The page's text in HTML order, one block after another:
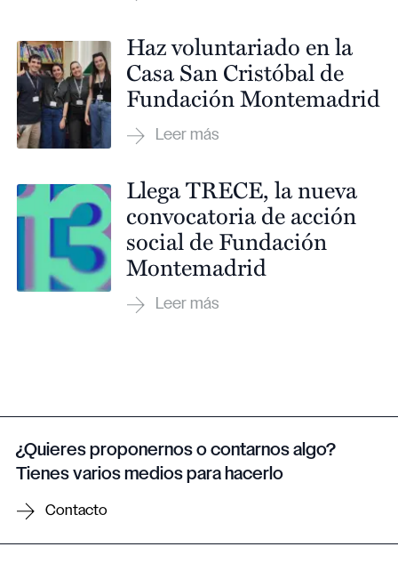
Haz voluntariado en la
Casa San Cristóbal de
Fundación Montemadrid
Llega TRECE, la nueva
convocatoria de acción
social de Fundación
Montemadrid
¿Quieres proponernos o contarnos algo?
Tienes varios medios para hacerlo
Contacto